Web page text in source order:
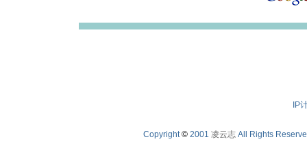
IP
Copyright© 2001 凌云志 All Rights